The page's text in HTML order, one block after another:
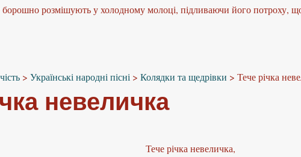
розмішують у холодному молоці, підливаючи його потроху,
>Українські народні пісні >Колядки та щедрівки >Тече річка
невеличка
Тече річка невеличка,